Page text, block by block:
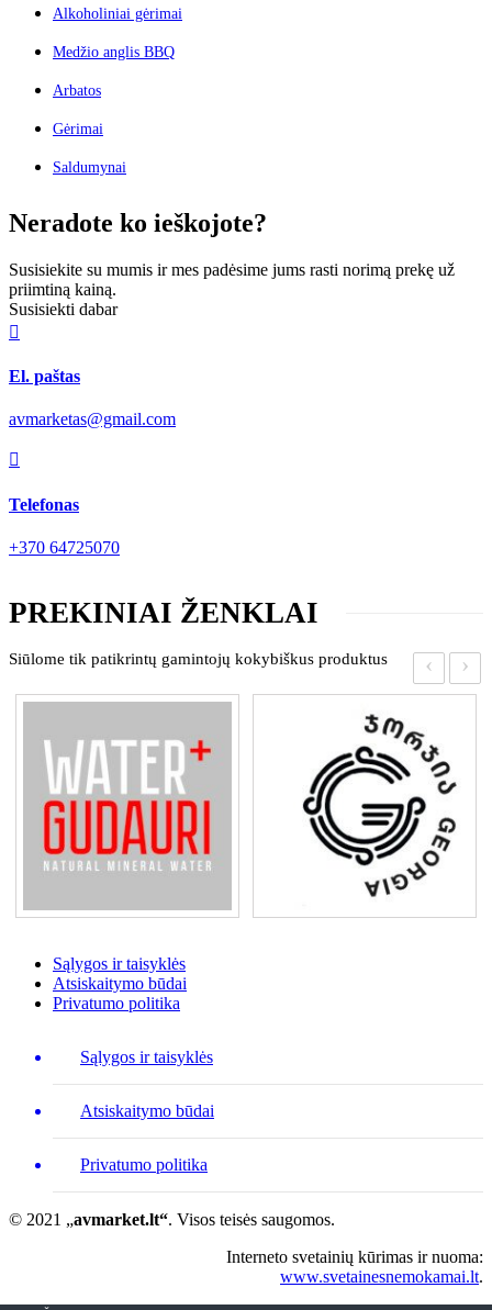
Alkoholiniai gėrimai
Medžio anglis BBQ
Arbatos
Gėrimai
Saldumynai
Neradote ko ieškojote?
Susisiekite su mumis ir mes padėsime jums rasti norimą prekę už
priimtiną kainą.
Susisiekti dabar

El. paštas
avmarketas@gmail.com

Telefonas
+370 64725070
PREKINIAI ŽENKLAI
Siūlome tik patikrintų gamintojų kokybiškus produktus ‹ ›
Sąlygos ir taisyklės
Atsiskaitymo būdai
Privatumo politika
Sąlygos ir taisyklės
Atsiskaitymo būdai
Privatumo politika
© 2021 „avmarket.lt“. Visos teisės saugomos.
Interneto svetainių kūrimas ir nuoma:
www.svetainesnemokamai.lt.